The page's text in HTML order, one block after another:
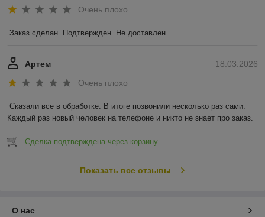
Очень плохо
Заказ сделан. Подтвержден. Не доставлен.
18.03.2026
Артем
Очень плохо
Сказали все в обработке. В итоге позвонили несколько раз сами.
Каждый раз новый человек на телефоне и никто не знает про заказ.
Сделка подтверждена через корзину
Показать все отзывы
О нас